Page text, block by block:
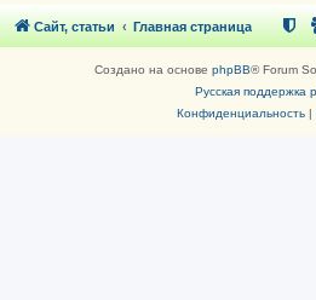
Сайт, статьи Главная страница
Создано на основе phpBB® Forum
Русская поддержка
Конфиденциальность|